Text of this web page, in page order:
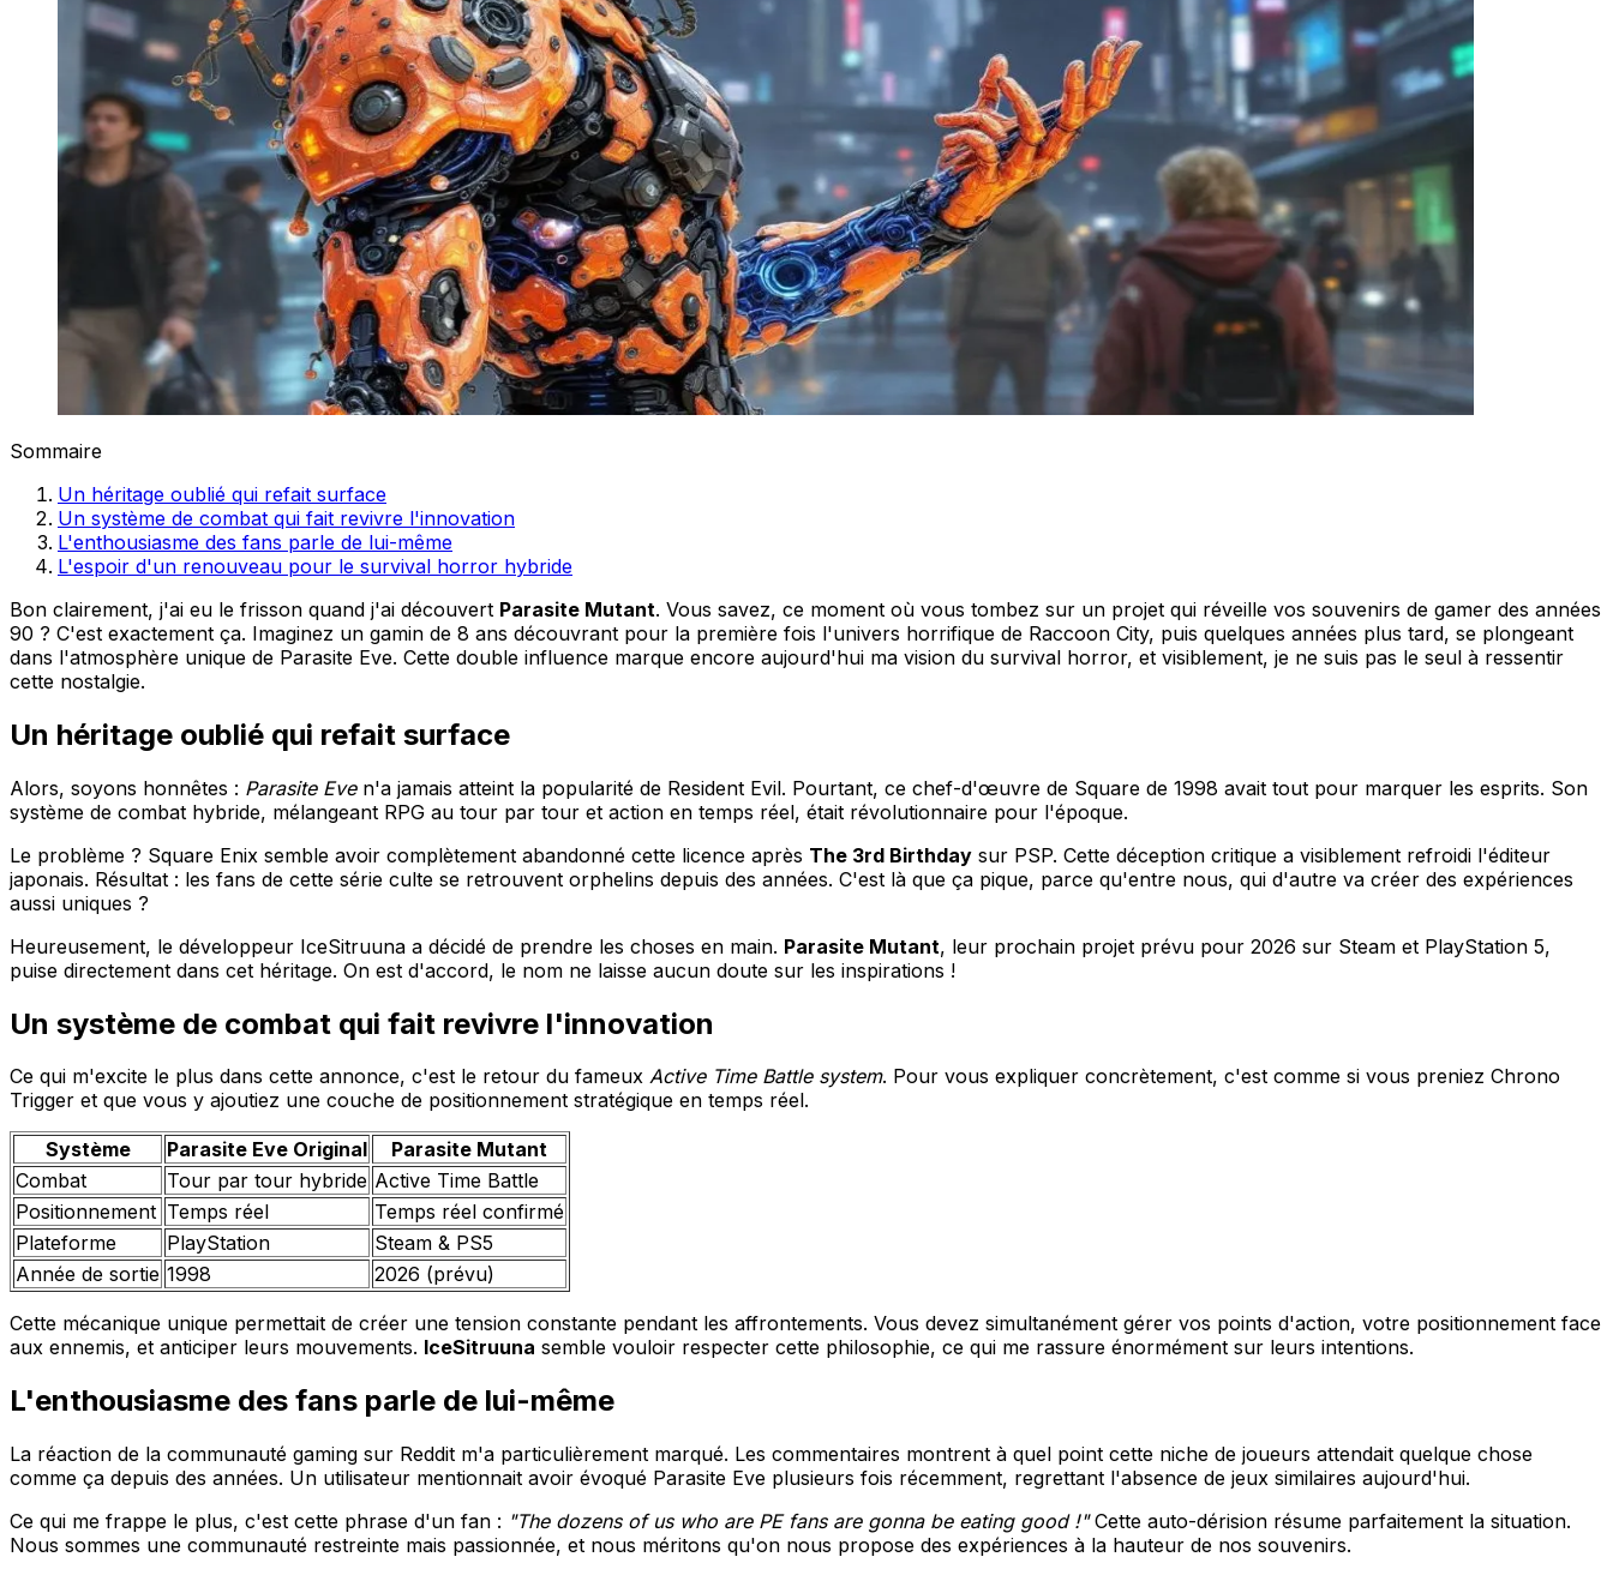
Sommaire
Un héritage oublié qui refait surface
Un système de combat qui fait revivre l'innovation
L'enthousiasme des fans parle de lui-même
L'espoir d'un renouveau pour le survival horror hybride
Bon clairement, j'ai eu le frisson quand j'ai découvert Parasite Mutant. Vous savez, ce moment où vous tombez sur un projet qui réveille vos souvenirs de gamer des années
90 ? C'est exactement ça. Imaginez un gamin de 8 ans découvrant pour la première fois l'univers horrifique de Raccoon City, puis quelques années plus tard, se plongeant
dans l'atmosphère unique de Parasite Eve. Cette double influence marque encore aujourd'hui ma vision du survival horror, et visiblement, je ne suis pas le seul à ressentir
cette nostalgie.
Un héritage oublié qui refait surface
Alors, soyons honnêtes : Parasite Even'a jamais atteint la popularité de Resident Evil. Pourtant, ce chef-d'œuvre de Square de 1998 avait tout pour marquer les esprits. Son
système de combat hybride, mélangeant RPG au tour par tour et action en temps réel, était révolutionnaire pour l'époque.
Le problème ? Square Enix semble avoir complètement abandonné cette licence après The 3rd Birthday sur PSP. Cette déception critique a visiblement refroidi l'éditeur
japonais. Résultat : les fans de cette série culte se retrouvent orphelins depuis des années. C'est là que ça pique, parce qu'entre nous, qui d'autre va créer des expériences
aussi uniques ?
Heureusement, le développeur IceSitruuna a décidé de prendre les choses en main. Parasite Mutant, leur prochain projet prévu pour 2026 sur Steam et PlayStation 5,
puise directement dans cet héritage. On est d'accord, le nom ne laisse aucun doute sur les inspirations !
Un système de combat qui fait revivre l'innovation
Ce qui m'excite le plus dans cette annonce, c'est le retour du fameux Active Time Battle system. Pour vous expliquer concrètement, c'est comme si vous preniez Chrono
Trigger et que vous y ajoutiez une couche de positionnement stratégique en temps réel.
Système Parasite Eve Original
Parasite Mutant
Combat
Tour par tour hybride Active Time Battle
Positionnement Temps réel
Temps réel confirmé
Plateforme
PlayStation
Steam & PS5
Année de sortie 1998 2026 (prévu)
Cette mécanique unique permettait de créer une tension constante pendant les affrontements. Vous devez simultanément gérer vos points d'action, votre positionnement face
aux ennemis, et anticiper leurs mouvements. IceSitruuna semble vouloir respecter cette philosophie, ce qui me rassure énormément sur leurs intentions.
L'enthousiasme des fans parle de lui-même
La réaction de la communauté gaming sur Reddit m'a particulièrement marqué. Les commentaires montrent à quel point cette niche de joueurs attendait quelque chose
comme ça depuis des années. Un utilisateur mentionnait avoir évoqué Parasite Eve plusieurs fois récemment, regrettant l'absence de jeux similaires aujourd'hui.
Ce qui me frappe le plus, c'est cette phrase d'un fan : "The dozens of us who are PE fans are gonna be eating good !"Cette auto-dérision résume parfaitement la situation.
Nous sommes une communauté restreinte mais passionnée, et nous méritons qu'on nous propose des expériences à la hauteur de nos souvenirs.